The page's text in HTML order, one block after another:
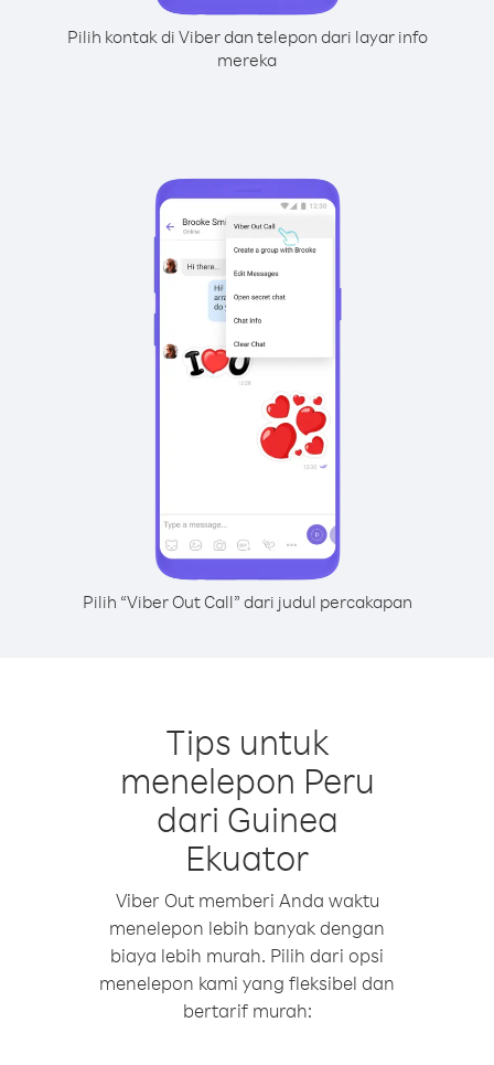
Pilih kontak di Viber dan telepon dari layar info
mereka
Pilih “Viber Out Call” dari judul percakapan
Tips untuk
menelepon Peru
dari Guinea
Ekuator
Viber Out memberi Anda waktu
menelepon lebih banyak dengan
biaya lebih murah. Pilih dari opsi
menelepon kami yang fleksibel dan
bertarif murah: